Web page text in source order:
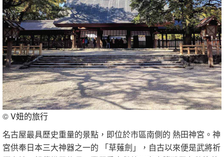
©V妞的旅行
名古屋最具歷史重量的景點，即位於市區南側的 熱田神宮。神
宮供奉日本三大神器之一的 「草薙劍」，自古以來便是武將祈